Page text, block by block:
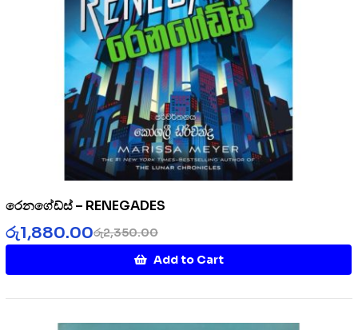
රෙනගේඩ්ස් – RENEGADES
රු2,350.00
රු1,880.00
Add to Cart